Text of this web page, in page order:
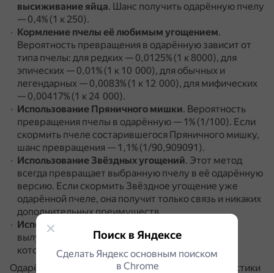
высиживание яйца. Шанс получить одарённую пчелу
— 0,4% (1 к 250).
Кормление пчелы её любимым угощением.
Вероятность превращения в одарённую зависит от
типа пчелы: для редких — 0,0125% (1 к 8000), для
эпических — 0,01% (1 к 10 000), для обычных и
легендарных — 0,0083% (1 к 12 000), для мифических
— 0,00417% (1 к 24 000).
Использование Пряничного мишки. Вероятность
превращения пчелы в одарённую — 1% (1/100). Если
скормить пчеле состарившегося Пряничного мишку,
шанс превращения — 1,1% (1/90,909091).
Использование Звёздных угощений. Этот метод
всегда превращает выбранную пчелу в её одарённую
версию. Если скормить Звёздное угощение уже
одарённой пчеле, она получит только связь и никаких
дополнительных преимуществ.
Использование Звёздного яйца
вылупляется не-событийная одарённая пчела,
которая ещё не найдена в улье.
Одарённые пчелы имеют улучшенные характеристики
Поиск в Яндексе
Сделать Яндекс основным поиском
в Сhrome